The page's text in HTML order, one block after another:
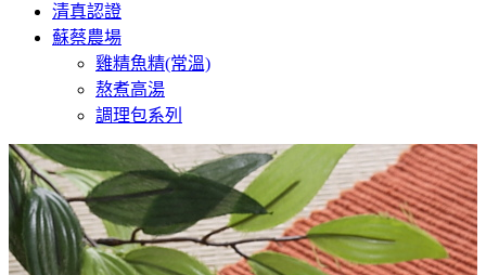
清真認證
蘇蔡農場
雞精魚精(常溫)
熬煮高湯
調理包系列